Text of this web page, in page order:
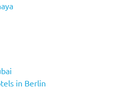
in Berlin